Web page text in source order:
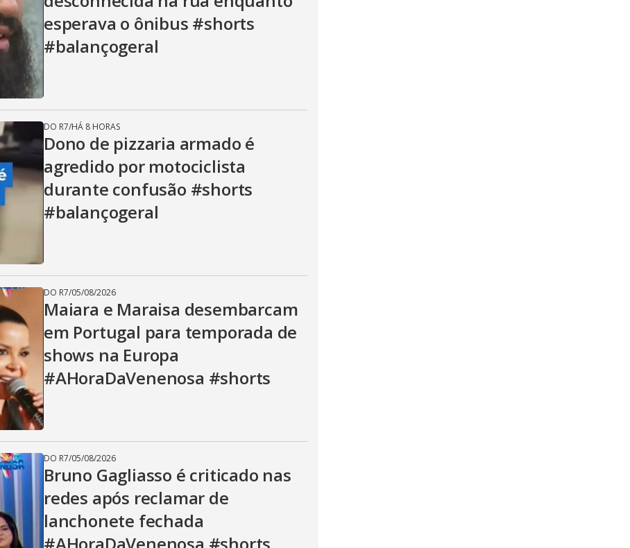
esperava o ônibus #shorts
#balançogeral
DO R7/HÁ 8 HORAS
Dono de pizzaria armado é
agredido por motociclista
durante confusão #shorts
#balançogeral
DO R7/05/08/2026
Maiara e Maraisa desembarcam
em Portugal para temporada de
shows na Europa
#AHoraDaVenenosa #shorts
DO R7/05/08/2026
Bruno Gagliasso é criticado nas
redes após reclamar de
lanchonete fechada